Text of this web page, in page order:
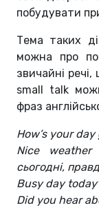
побудувати
Тема таких
можна про
звичайні
small talk
фраз
How’s your
Nice
сьогодні,
Busy day
Did you hear